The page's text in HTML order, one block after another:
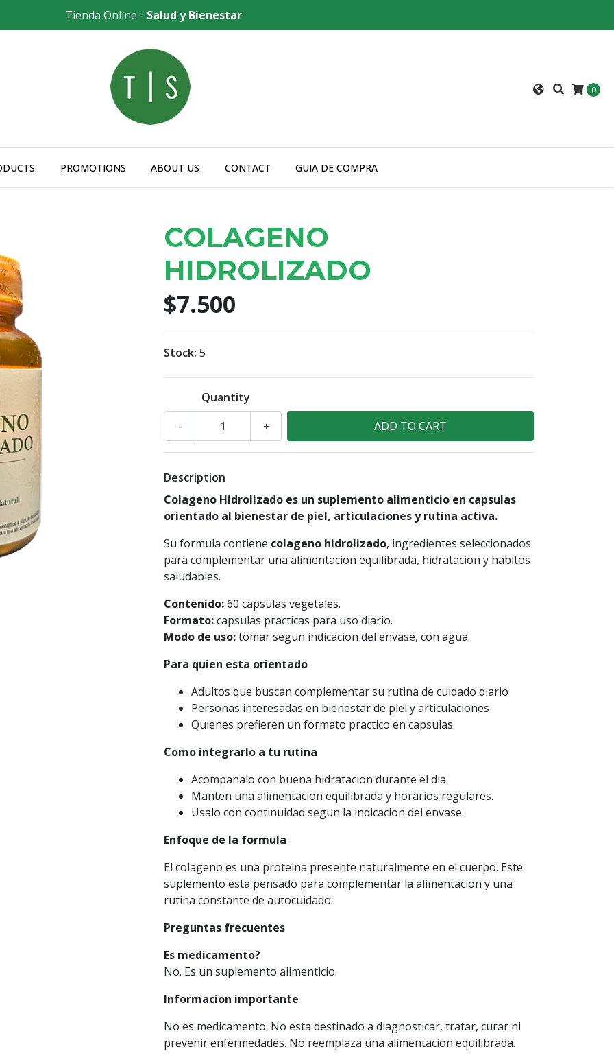
Tienda Online - Salud y Bienestar
0
PROMOTIONS ABOUT US CONTACT GUIA DE COMPRA
COLAGENO
HIDROLIZADO
$7.500
Stock: 5
Quantity
+
-
Description
Colageno Hidrolizado es un suplemento alimenticio en capsulas
orientado al bienestar de piel, articulaciones y rutina activa.
Su formula contiene colageno hidrolizado, ingredientes seleccionados
para complementar una alimentacion equilibrada, hidratacion y habitos
saludables.
Contenido:60 capsulas vegetales.
Formato:capsulas practicas para uso diario.
Modo de uso:tomar segun indicacion del envase, con agua.
Para quien esta orientado
Adultos que buscan complementar su rutina de cuidado diario
Personas interesadas en bienestar de piel y articulaciones
Quienes prefieren un formato practico en capsulas
Como integrarlo a tu rutina
Acompanalo con buena hidratacion durante el dia.
Manten una alimentacion equilibrada y horarios regulares.
Usalo con continuidad segun la indicacion del envase.
Enfoque de la formula
El colageno es una proteina presente naturalmente en el cuerpo. Este
suplemento esta pensado para complementar la alimentacion y una
rutina constante de autocuidado.
Preguntas frecuentes
Es medicamento?
No. Es un suplemento alimenticio.
Informacion importante
No es medicamento. No esta destinado a diagnosticar, tratar, curar ni
prevenir enfermedades. No reemplaza una alimentacion equilibrada.